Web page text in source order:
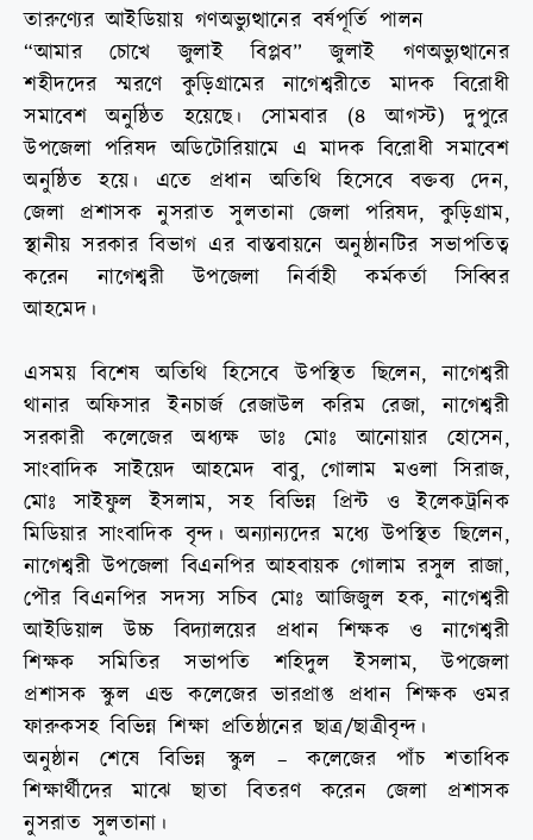
তারুণ্যের আইডিয়ায় গণঅভ্যুত্থানের বর্ষপূর্তি পালন
“আমার চোখে জুলাই বিপ্লব” জুলাই গণঅভ্যুত্থানের
শহীদদের স্মরণে কুড়িগ্রামের নাগেশ্বরীতে মাদক বিরোধী
সমাবেশ অনুষ্ঠিত হয়েছে। সোমবার (৪ আগস্ট) দুপুরে
উপজেলা পরিষদ অডিটোরিয়ামে এ মাদক বিরোধী সমাবেশ
অনুষ্ঠিত হয়ে। এতে প্রধান অতিথি হিসেবে বক্তব্য দেন,
জেলা প্রশাসক নুসরাত সুলতানা জেলা পরিষদ, কুড়িগ্রাম,
স্থানীয় সরকার বিভাগ এর বাস্তবায়নে অনুষ্ঠানটির সভাপতিত্ব
করেন নাগেশ্বরী উপজেলা নির্বাহী কর্মকর্তা সিব্বির
আহমেদ।
এসময় বিশেষ অতিথি হিসেবে উপস্থিত ছিলেন, নাগেশ্বরী
থানার অফিসার ইনচার্জ রেজাউল করিম রেজা, নাগেশ্বরী
সরকারী কলেজের অধ্যক্ষ ডাঃ মোঃ আনোয়ার হোসেন,
সাংবাদিক সাইয়েদ আহমেদ বাবু, গোলাম মওলা সিরাজ,
মোঃ সাইফুল ইসলাম, সহ বিভিন্ন প্রিন্ট ও ইলেকট্রনিক
মিডিয়ার সাংবাদিক বৃন্দ। অন্যান্যদের মধ্যে উপস্থিত ছিলেন,
নাগেশ্বরী উপজেলা বিএনপির আহবায়ক গোলাম রসুল রাজা,
পৌর বিএনপির সদস্য সচিব মোঃ আজিজুল হক, নাগেশ্বরী
আইডিয়াল উচ্চ বিদ্যালয়ের প্রধান শিক্ষক ও নাগেশ্বরী
শিক্ষক সমিতির সভাপতি শহিদুল ইসলাম, উপজেলা
প্রশাসক স্কুল এন্ড কলেজের ভারপ্রাপ্ত প্রধান শিক্ষক ওমর
ফারুকসহ বিভিন্ন শিক্ষা প্রতিষ্ঠানের ছাত্র/ছাত্রীবৃন্দ।
অনুষ্ঠান শেষে বিভিন্ন স্কুল – কলেজের পাঁচ শতাধিক
শিক্ষার্থীদের মাঝে ছাতা বিতরণ করেন জেলা প্রশাসক
নুসরাত সুলতানা।